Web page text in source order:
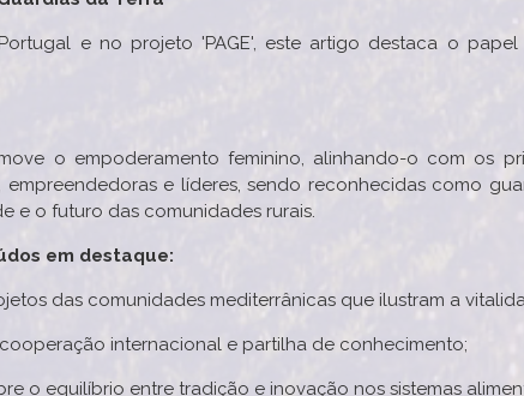
e no projeto 'PAGE', este artigo destaca o
o empoderamento feminino, alinhando-o com os
empreendedoras e líderes, sendo reconhecidas como
e o futuro das comunidades rurais.
em destaque:
das comunidades mediterrânicas que ilustram a
internacional e partilha de conhecimento;
o equilíbrio entre tradição e inovação nos sistemas